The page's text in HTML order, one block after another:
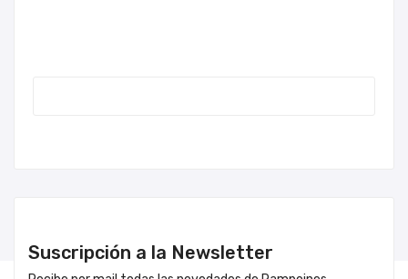
Suscripción a la Newsletter